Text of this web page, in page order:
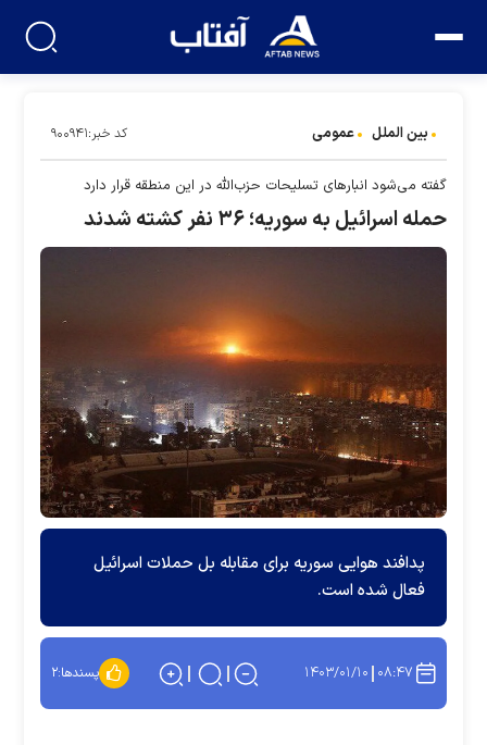
بین الملل عمومی کد خبر:۹۰۰۹۴۱
گفته می‌شود انبارهای تسلیحات حزب‌الله در این منطقه قرار دارد
حمله اسرائیل به سوریه؛ ۳۶ نفر کشته شدند
پدافند هوایی سوریه برای مقابله بل حملات اسرائیل
فعال شده است.
۰۸:۴۷ ۱۴۰۳/۰۱/۱۰ پسندها:۲